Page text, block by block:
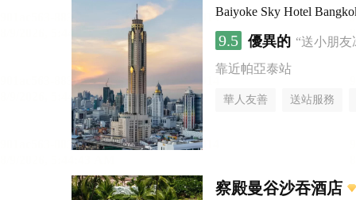
Baiyoke Sky Hotel
9.5 優異的 “送小朋友
靠近帕亞泰站
華人友善 送站服務
察殿曼谷沙吞酒店